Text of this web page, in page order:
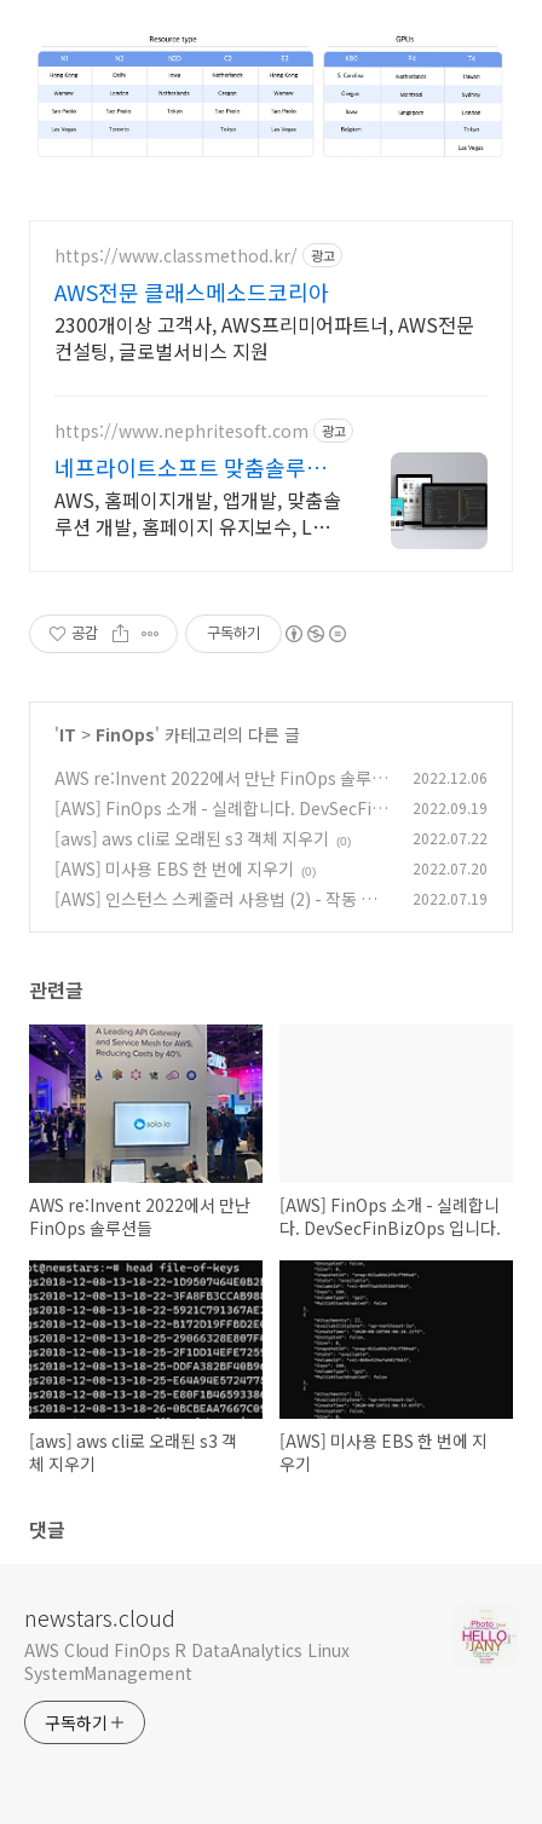
https://www.classmethod.kr/ 광고
AWS전문 클래스메소드코리아
2300개이상 고객사, AWS프리미어파트너, AWS전문
컨설팅, 글로벌서비스 지원
https://www.nephritesoft.com 광고
네프라이트소프트 맞춤솔루션
개발
AWS, 홈페이지개발, 앱개발, 맞춤솔
루션 개발, 홈페이지 유지보수, LMS
공감 구독하기
'IT > FinOps' 카테고리의 다른 글
AWS re:Invent 2022에서 만난 FinOps 솔루션
들 (0)
2022.12.06
[AWS] FinOps 소개 - 실례합니다. DevSecFin
BizOps 입니다.
(0)
2022.09.19
[aws] aws cli로 오래된 s3 객체 지우기 (0) 2022.07.22
[AWS] 미사용 EBS 한 번에 지우기 (0) 2022.07.20
[AWS] 인스턴스 스케줄러 사용법 (2) - 작동 방
2022.07.19
관련글
AWS re:Invent 2022에서 만난
FinOps 솔루션들
[AWS] FinOps 소개 - 실례합니
다. DevSecFinBizOps 입니다.
[aws] aws cli로 오래된 s3 객
체 지우기
[AWS] 미사용 EBS 한 번에 지
우기
댓글
newstars.cloud
AWS Cloud FinOps R DataAnalytics Linux
SystemManagement
구독하기